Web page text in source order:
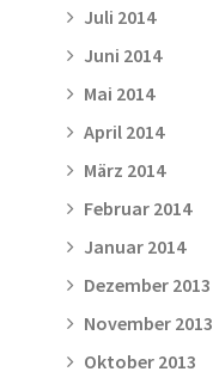
Juli 2014
Juni 2014
Mai 2014
April 2014
März 2014
Februar 2014
Januar 2014
Dezember 2013
November 2013
Oktober 2013